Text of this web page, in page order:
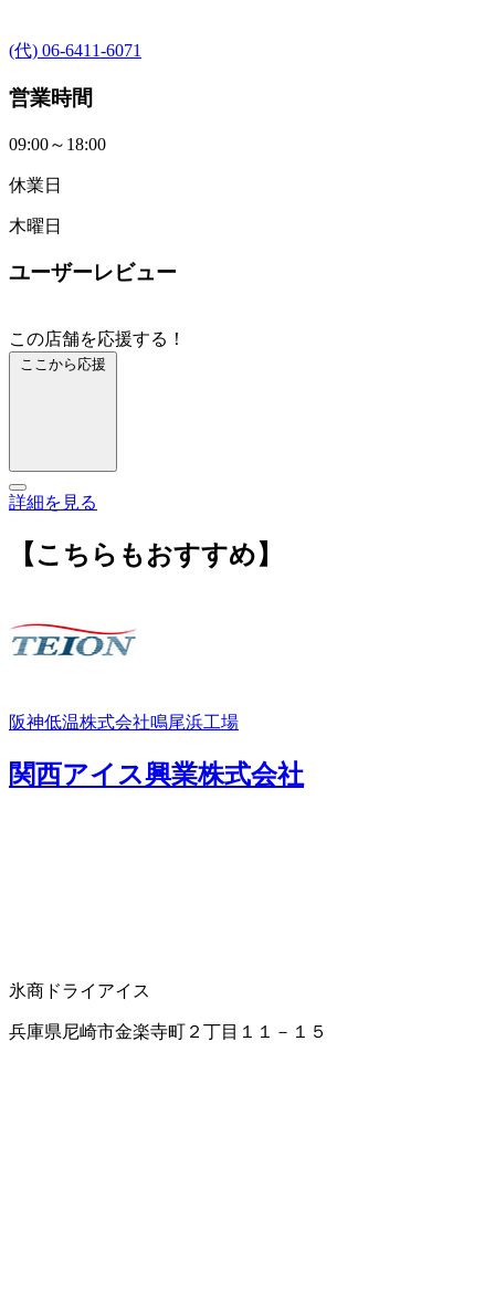
(代) 06-6411-6071
営業時間
09:00～18:00
休業日
木曜日
ユーザーレビュー
この店舗を応援する！
ここから応援
詳細を見る
【こちらもおすすめ】
阪神低温株式会社鳴尾浜工場
関西アイス興業株式会社
氷商 ドライアイス
兵庫県尼崎市金楽寺町２丁目１１－１５